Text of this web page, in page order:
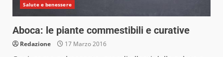
Salute e benessere
Aboca: le piante commestibili e curative
Redazione 17 Marzo 2016